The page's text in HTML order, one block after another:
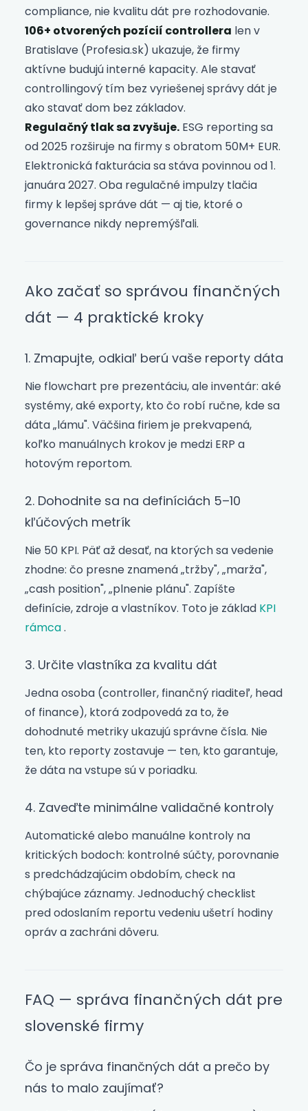
compliance, nie kvalitu dát pre rozhodovanie.
106+ otvorených pozícií controllera len v
Bratislave (Profesia.sk) ukazuje, že firmy
aktívne budujú interné kapacity. Ale stavať
controllingový tím bez vyriešenej správy dát je
ako stavať dom bez základov.
Regulačný tlak sa zvyšuje. ESG reporting sa
od 2025 rozširuje na firmy s obratom 50M+ EUR.
Elektronická fakturácia sa stáva povinnou od 1.
januára 2027. Oba regulačné impulzy tlačia
firmy k lepšej správe dát — aj tie, ktoré o
governance nikdy nepremýšľali.
Ako začať so správou finančných
dát — 4 praktické kroky
1. Zmapujte, odkiaľ berú vaše reporty dáta
Nie flowchart pre prezentáciu, ale inventár: aké
systémy, aké exporty, kto čo robí ručne, kde sa
dáta „lámu". Väčšina firiem je prekvapená,
koľko manuálnych krokov je medzi ERP a
hotovým reportom.
2. Dohodnite sa na definíciách 5–10
kľúčových metrík
Nie 50 KPI. Päť až desať, na ktorých sa vedenie
zhodne: čo presne znamená „tržby", „marža",
„cash position", „plnenie plánu". Zapíšte
definície, zdroje a vlastníkov. Toto je základ KPI
rámca.
3. Určite vlastníka za kvalitu dát
Jedna osoba (controller, finančný riaditeľ, head
of finance), ktorá zodpovedá za to, že
dohodnuté metriky ukazujú správne čísla. Nie
ten, kto reporty zostavuje — ten, kto garantuje,
že dáta na vstupe sú v poriadku.
4. Zaveďte minimálne validačné kontroly
Automatické alebo manuálne kontroly na
kritických bodoch: kontrolné súčty, porovnanie
s predchádzajúcim obdobím, check na
chýbajúce záznamy. Jednoduchý checklist
pred odoslaním reportu vedeniu ušetrí hodiny
opráv a zachráni dôveru.
FAQ — správa finančných dát pre
slovenské firmy
Čo je správa finančných dát a prečo by
nás to malo zaujímať?